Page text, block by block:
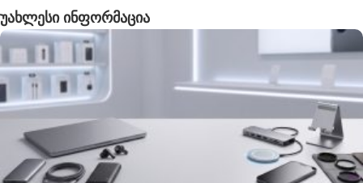
უახლესი ინფორმაცია